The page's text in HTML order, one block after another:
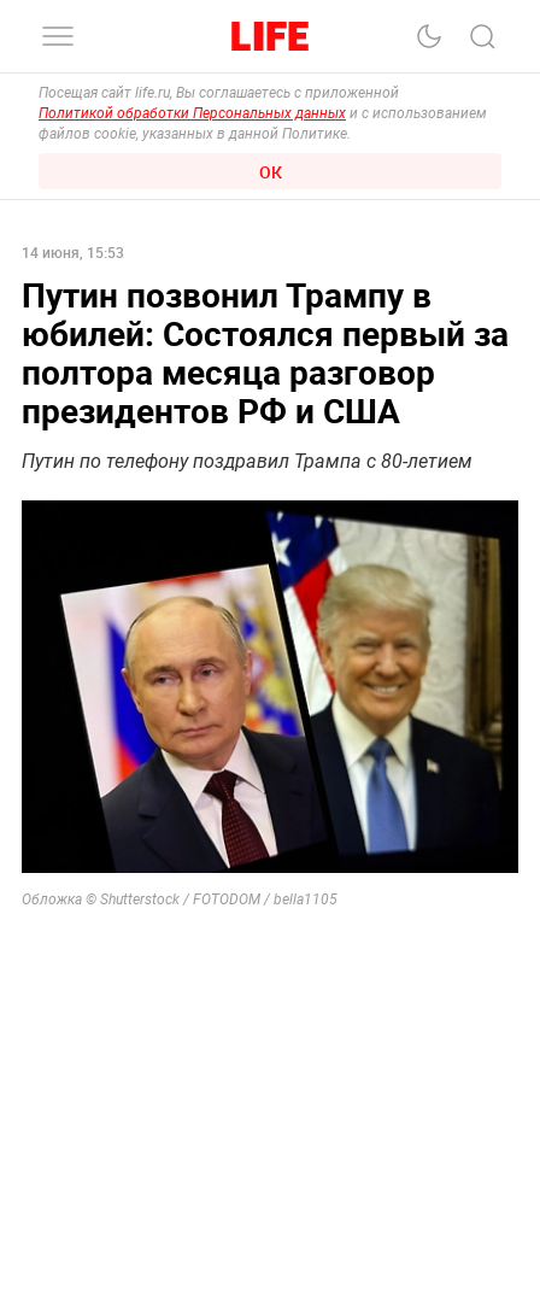
Посещая сайт life.ru, Вы соглашаетесь с приложенной
Политикой обработки Персональных данных и с использованием
файлов cookie, указанных в данной Политике.
ОК
14 июня, 15:53
Путин позвонил Трампу в
юбилей: Состоялся первый за
полтора месяца разговор
президентов РФ и США
Путин по телефону поздравил Трампа с 80-летием
Обложка © Shutterstock / FOTODOM / bella1105